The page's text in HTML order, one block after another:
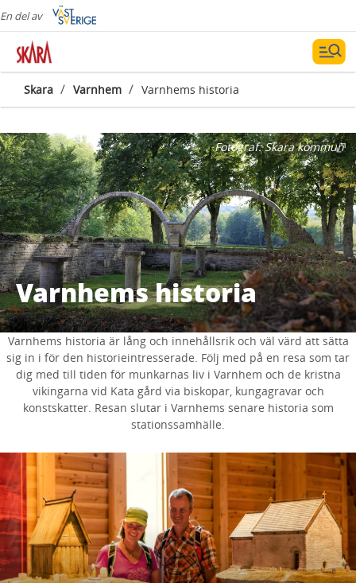
En del av
Skara / Varnhem / Varnhems historia
Varnhems historia
Fotograf:Skara kommun
Varnhems historia är lång och innehållsrik och väl värd att sätta
sig in i för den historieintresserade. Följ med på en resa som tar
dig med till tiden för munkarnas liv i Varnhem och de kristna
vikingarna vid Kata gård via biskopar, kungagravar och
konstskatter. Resan slutar i Varnhems senare historia som
stationssamhälle.